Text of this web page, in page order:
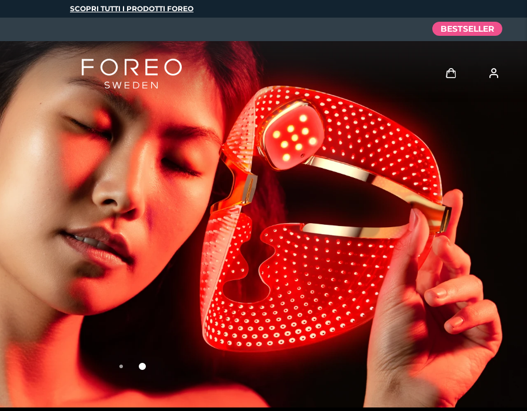
SCOPRI TUTTI I PRODOTTI FOREO
BESTSELLER
I miei dispositivi
I miei ordini
I miei indirizzi
I miei abbonamenti